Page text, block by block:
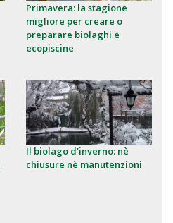
Primavera: la stagione
migliore per creare o
preparare biolaghi e
ecopiscine
Il biolago d'inverno: nè
chiusure nè manutenzioni